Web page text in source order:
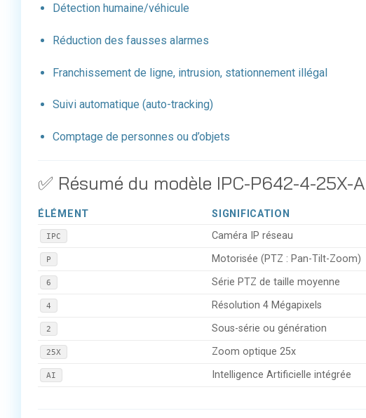
Détection humaine/véhicule
Réduction des fausses alarmes
Franchissement de ligne, intrusion, stationnement illégal
Suivi automatique (auto-tracking)
Comptage de personnes ou d’objets
✅ Résumé du modèle IPC-P642-4-25X-
ÉLÉMENT SIGNIFICATION
IPC Caméra IP réseau
P Motorisée (PTZ : Pan-Tilt-Zoom)
6 Série PTZ de taille moyenne
4 Résolution 4 Mégapixels
2 Sous-série ou génération
25X Zoom optique 25x
AI Intelligence Artificielle intégrée